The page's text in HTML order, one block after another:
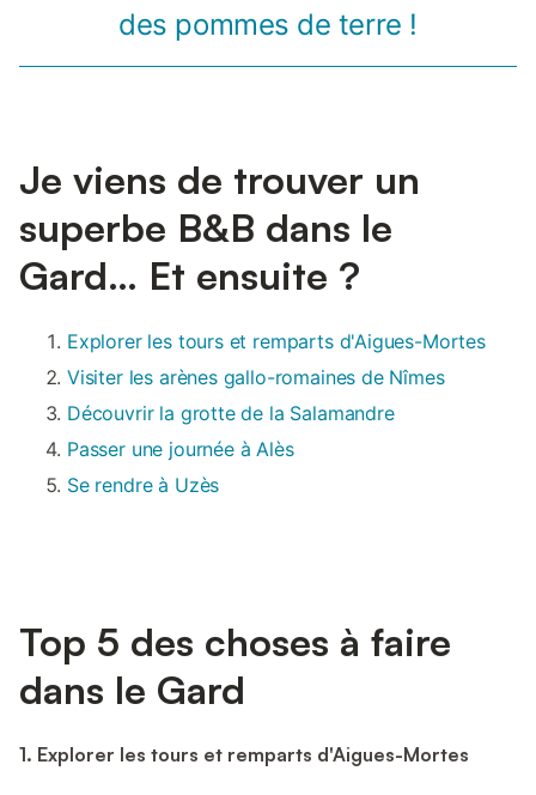
des pommes de terre !
Je viens de trouver un
superbe B&B dans le
Gard… Et ensuite ?
Explorer les tours et remparts d'Aigues-Mortes
Visiter les arènes gallo-romaines de Nîmes
Découvrir la grotte de la Salamandre
Passer une journée à Alès
Se rendre à Uzès
Top 5 des choses à faire
dans le Gard
1. Explorer les tours et remparts d'Aigues-Mortes